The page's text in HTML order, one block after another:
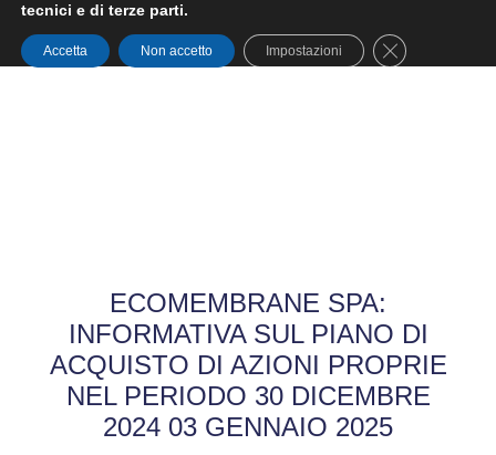
ECOMEMBRANE SPA:
INFORMATIVA SUL PIANO DI
ACQUISTO DI AZIONI PROPRIE
NEL PERIODO 30 DICEMBRE
2024 03 GENNAIO 2025
tecnici e di terze parti.
Accetta Non accetto Impostazioni Close GDPR